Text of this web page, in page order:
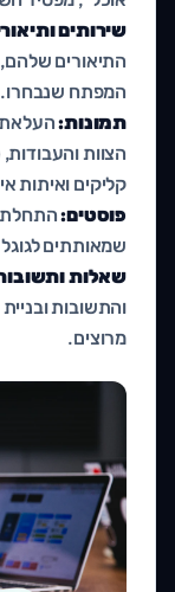
שירותים
התיאורים
המפתח שנבחרו.
תמונות:העלאת
הצוות
קליקים ואיתות
פוסטים:התחלת
שמאותתים
שאלות
והתשובות
מרוצים.